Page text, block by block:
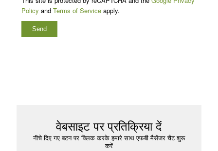
Policy and Terms of Serviceapply.
वेबसाइट पर प्रतिक्रिया दें
नीचे दिए गए बटन पर क्लिक करके हमारे साथ एफबी मैसेंजर चैट शुरू
करें